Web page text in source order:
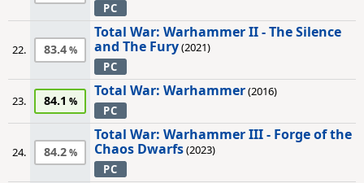
PC
22. 83.4
Total War: Warhammer II - The Silence
and The Fury(2021)
PC
23. 84.1
Total War: Warhammer(2016)
PC
24. 84.2
Total War: Warhammer III - Forge of the
Chaos Dwarfs(2023)
PC